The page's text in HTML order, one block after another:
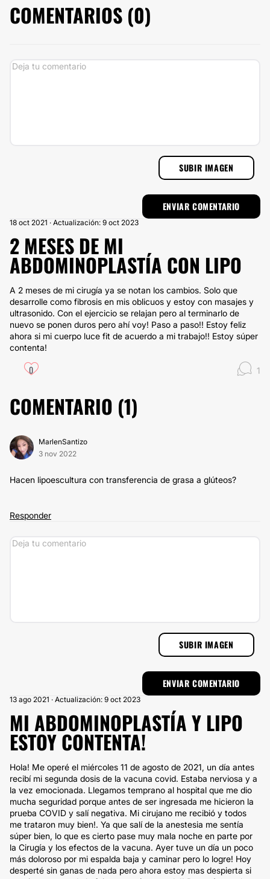
COMENTARIOS (0)
SUBIR IMAGEN
18 oct 2021 · Actualización: 9 oct 2023
2 MESES DE MI
ABDOMINOPLASTÍA CON LIPO
A 2 meses de mi cirugía ya se notan los cambios. Solo que
desarrolle como fibrosis en mis oblicuos y estoy con masajes y
ultrasonido. Con el ejercicio se relajan pero al terminarlo de
nuevo se ponen duros pero ahí voy! Paso a paso!! Estoy feliz
ahora si mi cuerpo luce fit de acuerdo a mi trabajo!! Estoy súper
contenta!
0 1
COMENTARIO (1)
MarlenSantizo
3 nov 2022
Hacen lipoescultura con transferencia de grasa a glúteos?
Responder
SUBIR IMAGEN
13 ago 2021 · Actualización: 9 oct 2023
MI ABDOMINOPLASTÍA Y LIPO
ESTOY CONTENTA!
Hola! Me operé el miércoles 11 de agosto de 2021, un día antes
recibí mi segunda dosis de la vacuna covid. Estaba nerviosa y a
la vez emocionada. Llegamos temprano al hospital que me dio
mucha seguridad porque antes de ser ingresada me hicieron la
prueba COVID y salí negativa. Mi cirujano me recibió y todos
me trataron muy bien!. Ya que salí de la anestesia me sentía
súper bien, lo que es cierto pase muy mala noche en parte por
la Cirugía y los efectos de la vacuna. Ayer tuve un día un poco
más doloroso por mi espalda baja y caminar pero lo logre! Hoy
desperté sin ganas de nada pero ahora estoy mas despierta si